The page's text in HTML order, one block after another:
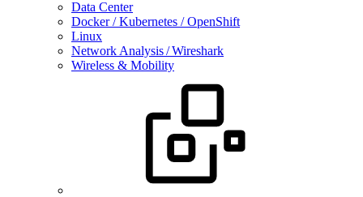
Data Center
Docker / Kubernetes / OpenShift
Linux
Network Analysis / Wireshark
Wireless & Mobility